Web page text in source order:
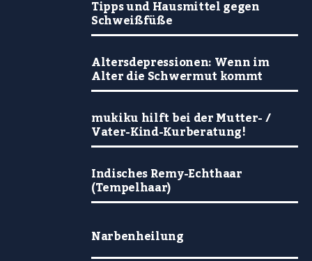
Tipps und Hausmittel gegen
Schweißfüße
Altersdepressionen: Wenn im
Alter die Schwermut kommt
mukiku hilft bei der Mutter- /
Vater-Kind-Kurberatung!
Indisches Remy-Echthaar
(Tempelhaar)
Narbenheilung